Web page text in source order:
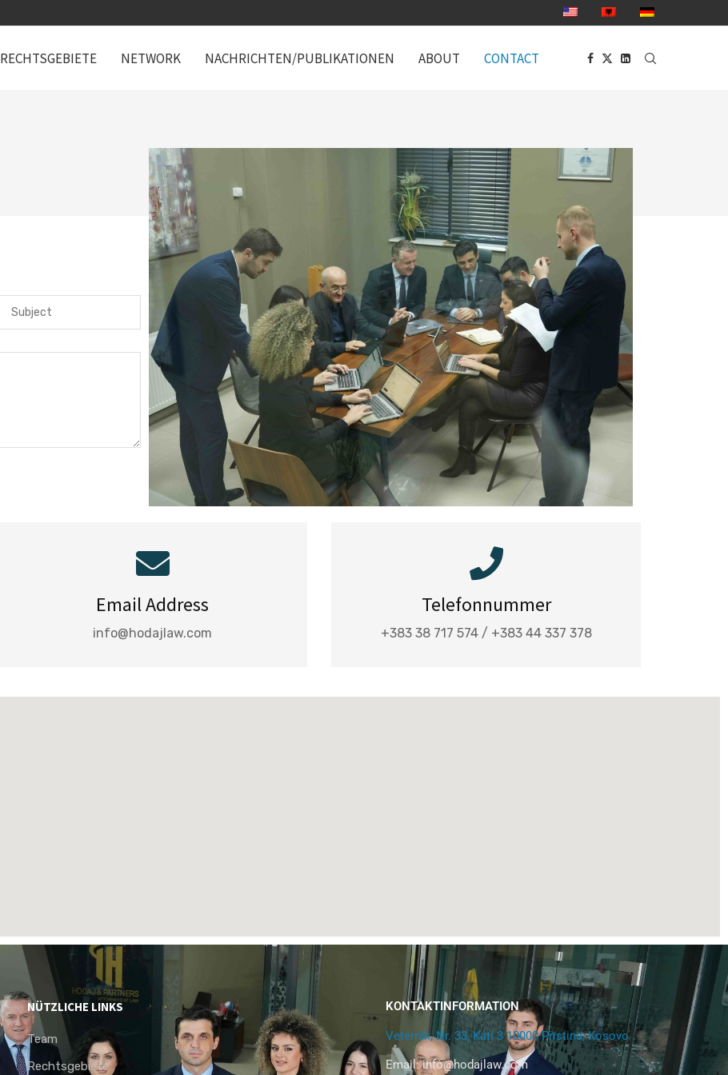
RECHTSGEBIETE NETWORK NACHRICHTEN/PUBLIKATIONEN ABOUT CONTACT
Email Address
info@hodajlaw.com
Telefonnummer
+383 38 717 574 / +383 44 337 378
NÜTZLICHE LINKS
Team
Rechtsgebiete
KONTAKTINFORMATION
Veternik, Nr. 33, Kati 3 10000 Pristina, Kosovo
Email:info@hodajlaw.com